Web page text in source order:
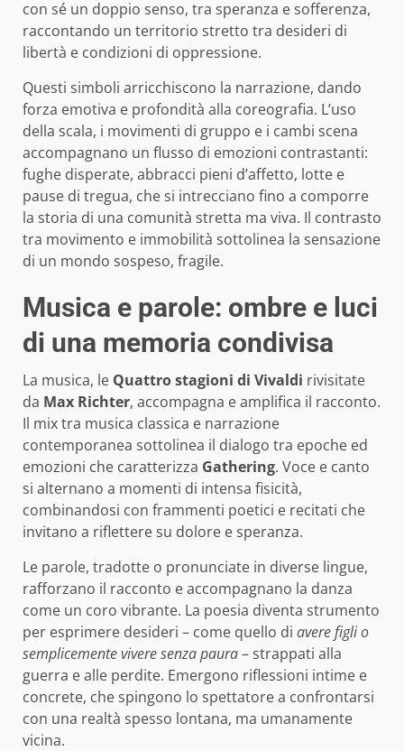
con sé un doppio senso, tra speranza e sofferenza,
raccontando un territorio stretto tra desideri di
libertà e condizioni di oppressione.
Questi simboli arricchiscono la narrazione, dando
forza emotiva e profondità alla coreografia. L’uso
della scala, i movimenti di gruppo e i cambi scena
accompagnano un flusso di emozioni contrastanti:
fughe disperate, abbracci pieni d’affetto, lotte e
pause di tregua, che si intrecciano fino a comporre
la storia di una comunità stretta ma viva. Il contrasto
tra movimento e immobilità sottolinea la sensazione
di un mondo sospeso, fragile.
Musica e parole: ombre e luci
di una memoria condivisa
La musica, le Quattro stagioni di Vivaldi rivisitate
da Max Richter, accompagna e amplifica il racconto.
Il mix tra musica classica e narrazione
contemporanea sottolinea il dialogo tra epoche ed
emozioni che caratterizza Gathering. Voce e canto
si alternano a momenti di intensa fisicità,
combinandosi con frammenti poetici e recitati che
invitano a riflettere su dolore e speranza.
Le parole, tradotte o pronunciate in diverse lingue,
rafforzano il racconto e accompagnano la danza
come un coro vibrante. La poesia diventa strumento
per esprimere desideri – come quello di avere figli o
semplicemente vivere senza paura– strappati alla
guerra e alle perdite. Emergono riflessioni intime e
concrete, che spingono lo spettatore a confrontarsi
con una realtà spesso lontana, ma umanamente
vicina.